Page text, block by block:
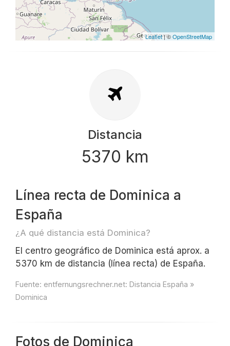
Leaflet| ©OpenStreetMap
Distancia
5370 km
Línea recta de Dominica a
España
¿A qué distancia está Dominica?
El centro geográfico de Dominica está aprox. a
5370 km de distancia (línea recta) de España.
Fuente: entfernungsrechner.net: Distancia España »
Dominica
Fotos de Dominica